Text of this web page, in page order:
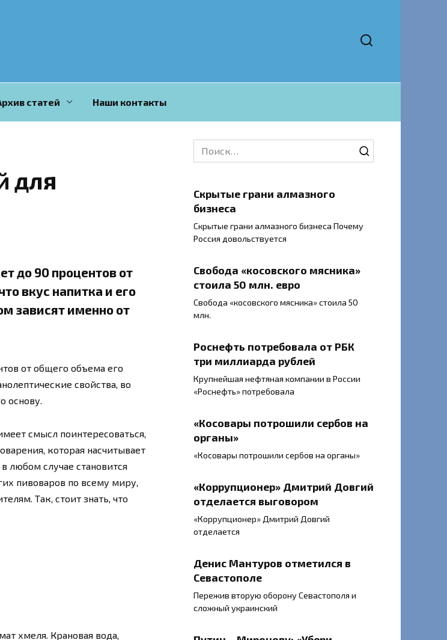
статей Наши контакты
для
до 90 процентов от
вкус напитка и его
зависят именно от
от общего объема его
свойства, во
основу.
смысл поинтересоваться,
которая насчитывает
любом случае становится
пивоваров по всему миру,
Так, стоит знать, что
хмеля. Крановая вода,
Search
for:
Скрытые грани алмазного
бизнеса
Скрытые грани алмазного бизнеса Почему
Россия довольствуется
Свобода «косовского мясника»
стоила 50 млн. евро
Свобода «косовского мясника» стоила 50
млн.
Роснефть потребовала от РБК
три миллиарда рублей
Крупнейшая нефтяная компании в России
«Роснефть» потребовала
«Косовары потрошили сербов на
органы»
«Косовары потрошили сербов на органы»
«Коррупционер» Дмитрий Довгий
отделается выговором
«Коррупционер» Дмитрий Довгий
отделается
Денис Мантуров отметился в
Севастополе
Пережив вторую оборону Севастополя и
сложный украинский